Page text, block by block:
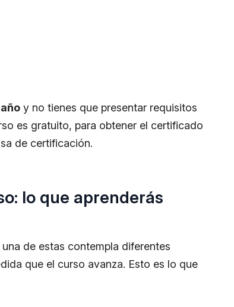
y no tienes que presentar requisitos
es gratuito, para obtener el certificado
de certificación.
lo que aprenderás
de estas contempla diferentes
que el curso avanza. Esto es lo que